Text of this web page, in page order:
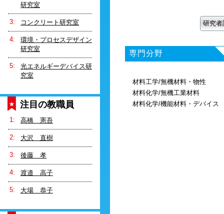
研究室
コンクリート研究室
環境・プロセスデザイン
研究室
光エネルギーデバイス研
究室
注目の教職員
高橋 憲吾
大沢 直樹
後藤 孝
渡邉 高子
大場 恭子
研究者
専門分野
材料工学/無機材料・物性
材料化学/無機工業材料
材料化学/機能材料・デバイス